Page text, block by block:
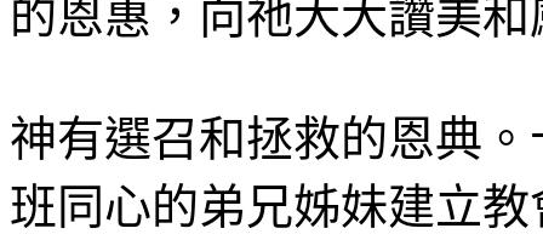
的恩惠，向祂大大讚美
神有選召和拯救的恩典
班同心的弟兄姊妹建立